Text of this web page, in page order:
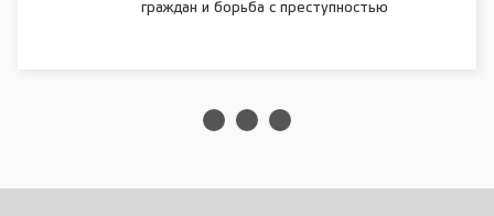
граждан и борьба с преступностью